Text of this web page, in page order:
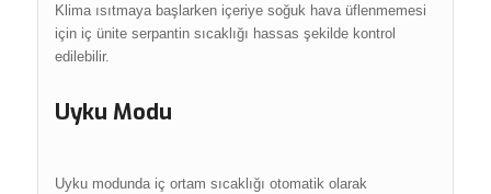
Klima ısıtmaya başlarken içeriye soğuk hava üflenmemesi
için iç ünite serpantin sıcaklığı hassas şekilde kontrol
edilebilir.
Uyku Modu
Uyku modunda iç ortam sıcaklığı otomatik olarak